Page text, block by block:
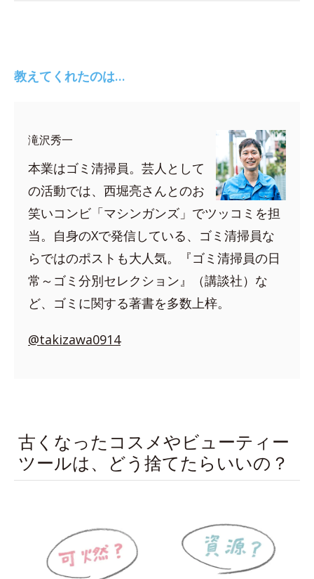
教えてくれたのは…
滝沢秀一
本業はゴミ清掃員。芸人として
の活動では、西堀亮さんとのお
笑いコンビ「マシンガンズ」でツッコミを担
当。自身のXで発信している、ゴミ清掃員な
らではのポストも大人気。『ゴミ清掃員の日
常～ゴミ分別セレクション』（講談社）な
ど、ゴミに関する著書を多数上梓。
@takizawa0914
古くなったコスメやビューティー
ツールは、どう捨てたらいいの？